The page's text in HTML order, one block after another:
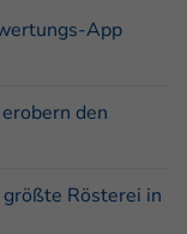
App
den
Rösterei in